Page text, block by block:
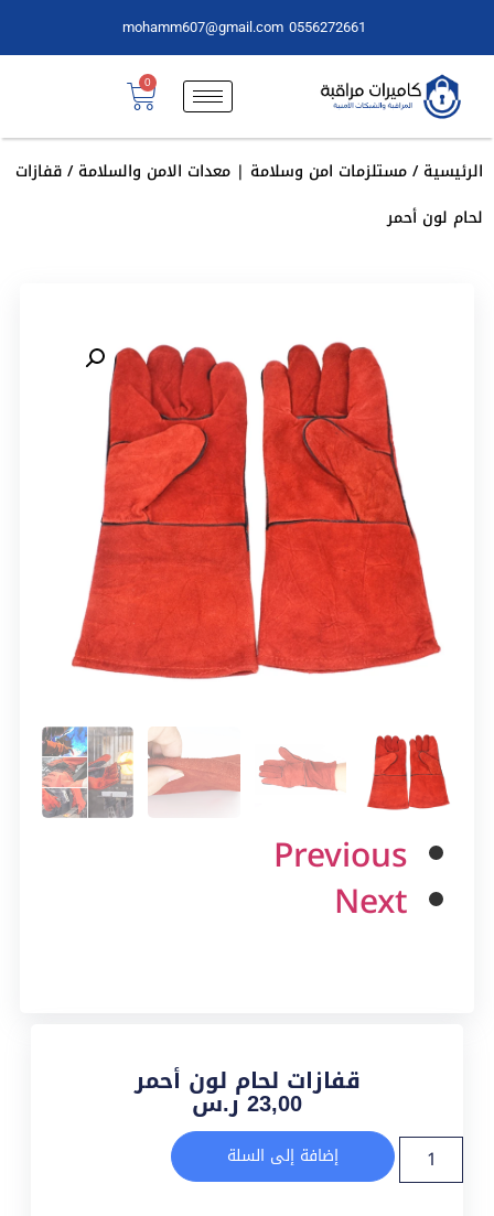
0556272661
mohamm607@gmail.com
0
الرئيسية/مستلزمات امن وسلامة | معدات الامن والسلامة/ قفازات
لحام لون أحمر
Previous
Next
قفازات لحام لون أحمر
23,00ر.س
إضافة إلى السلة